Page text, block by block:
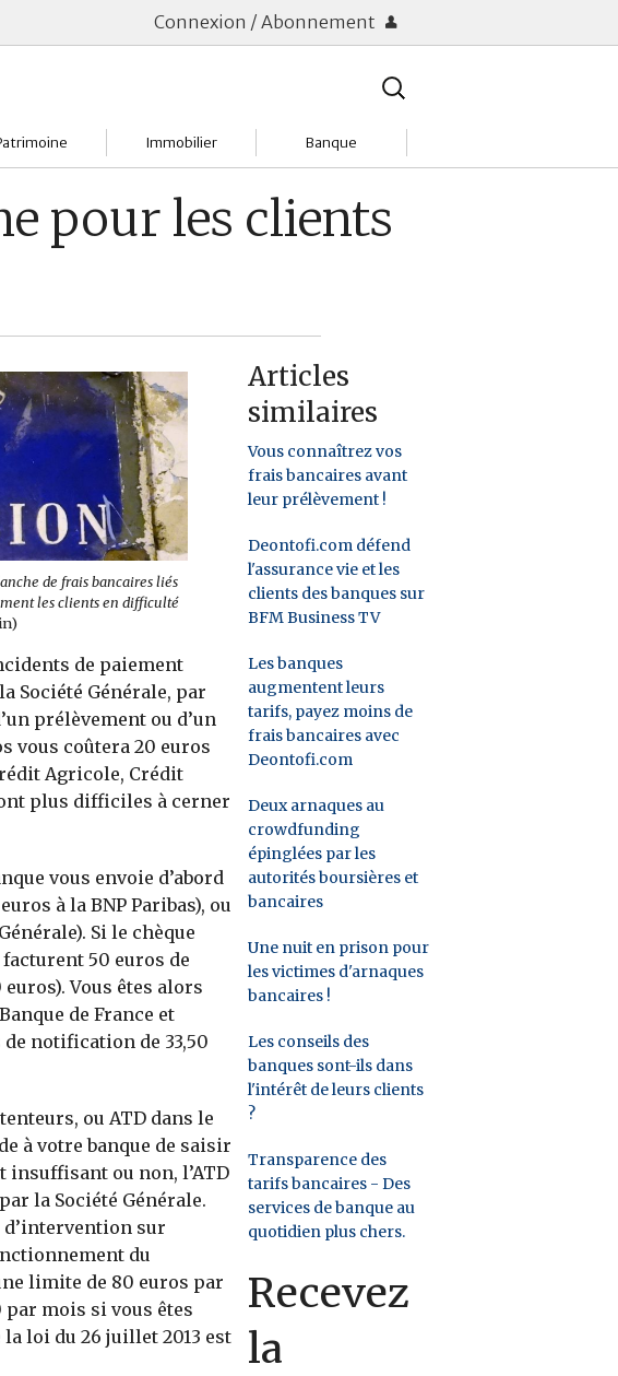
Connexion / Abonnement
Rechercher
Gestion
Retraite
Immobilier
Charges
Acheter
Location
Tendances
Banque
Changer de banque
Comptes & Livrets
Frais bancaires
Placements & banques
pour les clients
de frais bancaires liés
les clients en difficulté
de paiement
Société Générale, par
prélèvement ou d’un
vous coûtera 20 euros
Agricole, Crédit
plus difficiles à cerner
vous envoie d’abord
à la BNP Paribas), ou
Si le chèque
50 euros de
Vous êtes alors
de France et
notification de 33,50
ou ATD dans le
à votre banque de saisir
insuffisant ou non, l’ATD
la Société Générale.
sur
du
limite de 80 euros par
mois si vous êtes
loi du 26 juillet 2013 est
Articles
similaires
Vous connaîtrez vos
frais bancaires avant
leur prélèvement !
Deontofi.com défend
l'assurance vie et les
clients des banques sur
BFM Business TV
Les banques
augmentent leurs
tarifs, payez moins de
frais bancaires avec
Deontofi.com
Deux arnaques au
crowdfunding
épinglées par les
autorités boursières et
bancaires
Une nuit en prison pour
les victimes d'arnaques
bancaires !
Les conseils des
banques sont-ils dans
l'intérêt de leurs clients
?
Transparence des
tarifs bancaires - Des
services de banque au
quotidien plus chers.
Recevez
la